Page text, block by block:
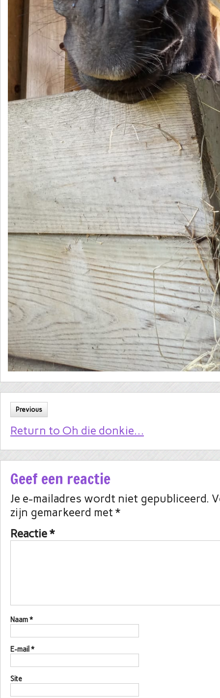
Previous
Return to Oh die donkie…
Geef een reactie
Je e-mailadres wordt niet gepubliceerd.
zijn gemarkeerd met *
Reactie*
Naam*
E-mail *
Site